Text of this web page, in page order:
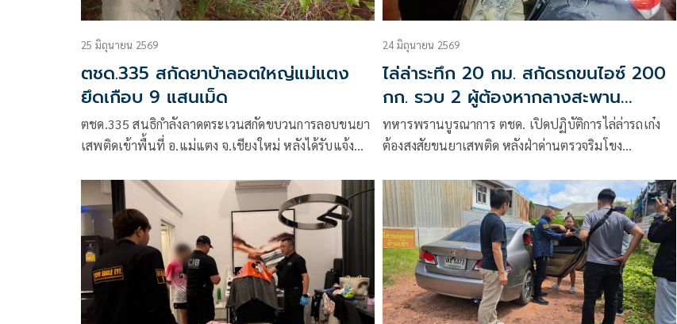
25 มิถุนายน 2569
ตชด.335 สกัดยาบ้าลอตใหญ่แม่แตง
ยึดเกือบ 9 แสนเม็ด
ตชด.335 สนธิกำลังลาดตระเวนสกัดขบวนการลอบขนยา
เสพติดเข้าพื้นที่ อ.แม่แตง จ.เชียงใหม่ หลังได้รับแจ้ง
24 มิถุนายน 2569
ไล่ล่าระทึก 20 กม. สกัดรถขนไอซ์ 200
กก. รวบ 2 ผู้ต้องหากลางสะพาน
บ้านแพง
ทหารพรานบูรณาการ ตชด. เปิดปฏิบัติการไล่ล่ารถเก๋ง
ต้องสงสัยขนยาเสพติด หลังฝ่าด่านตรวจริมโขง
หลุดเสียหลักกลางสะพานใน อ.บ้านแพง จับกุมผู้ต้องหา 2
ราย